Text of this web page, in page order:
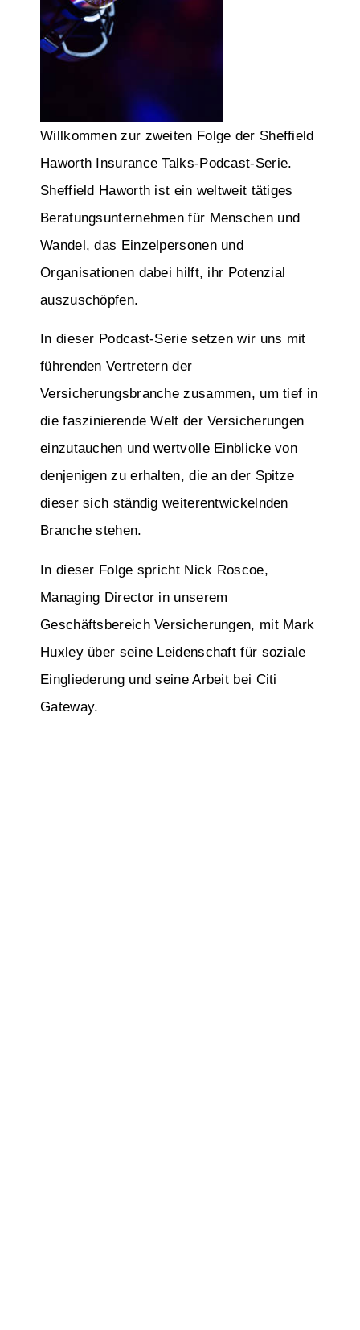
Willkommen zur zweiten Folge der Sheffield
Haworth Insurance Talks-Podcast-Serie.
Sheffield Haworth ist ein weltweit tätiges
Beratungsunternehmen für Menschen und
Wandel, das Einzelpersonen und
Organisationen dabei hilft, ihr Potenzial
auszuschöpfen.
In dieser Podcast-Serie setzen wir uns mit
führenden Vertretern der
Versicherungsbranche zusammen, um tief in
die faszinierende Welt der Versicherungen
einzutauchen und wertvolle Einblicke von
denjenigen zu erhalten, die an der Spitze
dieser sich ständig weiterentwickelnden
Branche stehen.
In dieser Folge spricht Nick Roscoe,
Managing Director in unserem
Geschäftsbereich Versicherungen, mit Mark
Huxley über seine Leidenschaft für soziale
Eingliederung und seine Arbeit bei Citi
Gateway.